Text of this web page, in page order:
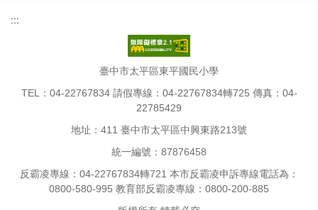
:::
臺中市太平區東平國民小學
TEL：04-22767834 請假專線：04-22767834轉725 傳真：04-
22785429
地址：411 臺中市太平區中興東路213號
統一編號：87876458
反霸凌專線：04-22767834轉721 本市反霸凌申訴專線電話為：
0800-580-995 教育部反霸凌專線：0800-200-885